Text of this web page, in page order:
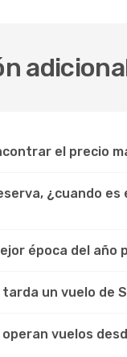
el precio
¿cuando
época del año
un vuelo de
vuelos